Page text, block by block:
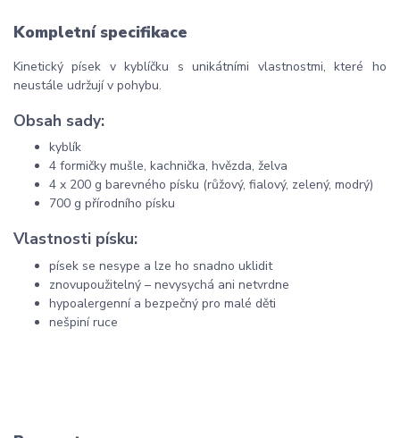
Kompletní specifikace
Kinetický písek v kyblíčku s unikátními vlastnostmi, které ho
neustále udržují v pohybu.
Obsah sady:
kyblík
4 formičky mušle, kachnička, hvězda, želva
4 x 200 g barevného písku (růžový, fialový, zelený, modrý)
700 g přírodního písku
Vlastnosti písku:
písek se nesype a lze ho snadno uklidit
znovupoužitelný – nevysychá ani netvrdne
hypoalergenní a bezpečný pro malé děti
nešpiní ruce